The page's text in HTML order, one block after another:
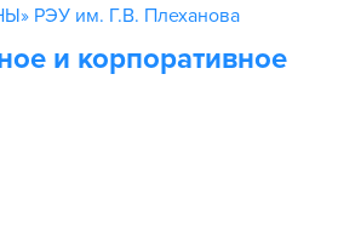
РЭУ им. Г.В. Плеханова
и корпоративное